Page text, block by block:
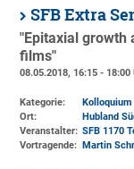
SFB Extra
"Epitaxial growth
films"
08.05.2018, 16:15 - 18:00
Kategorie:
Kolloquium
Ort:
Hubland
Veranstalter: SFB 1170
Vortragende:
Martin